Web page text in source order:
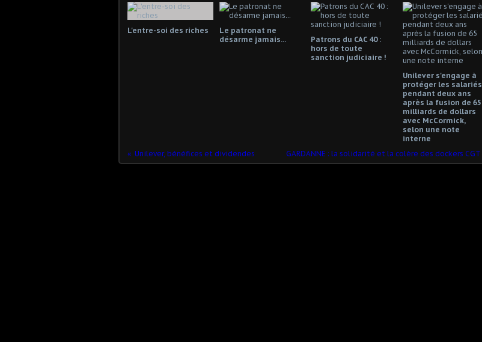
L'entre-soi des riches
Le patronat ne
désarme jamais...
Patrons du CAC 40 :
hors de toute
sanction judiciaire !
Unilever s'engage à
protéger les salariés
pendant deux ans
après la fusion de 65
milliards de dollars
avec McCormick,
selon une note
interne
Unilever, bénéfices et dividendes
GARDANNE : la solidarité et la colère des dockers CGT